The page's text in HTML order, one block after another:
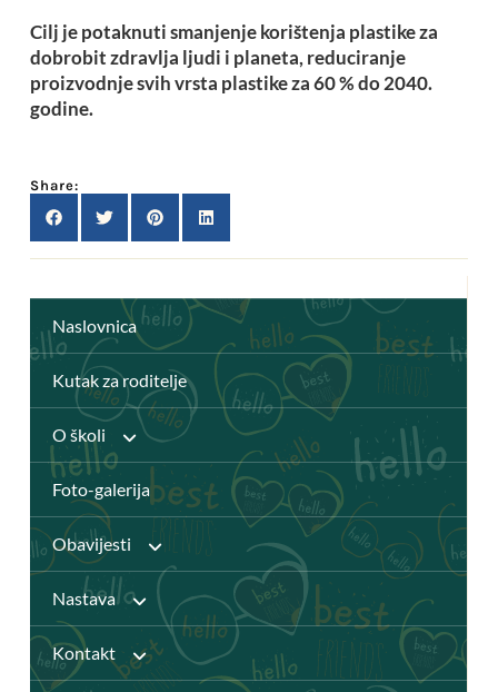
Naslovnica
Kutak za roditelje
O školi
Anž Frankopan
Knjižnica
Katalog Knjižnice
Foto-galerija
Obavijesti
Javni pozivi
Natječaji
Nastava
Djelatnici
Kontakt
Cilj je potaknuti smanjenje korištenja plastike za
dobrobit zdravlja ljudi i planeta, reduciranje
proizvodnje svih vrsta plastike za 60 % do 2040.
godine.
Share: